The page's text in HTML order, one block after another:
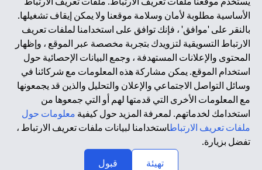
الأساسية مطلوبة لأمان وسلامة موقعنا ولا يمكن إيقاف تشغيلها.
بالنقر على 'موافق' ، فإنك توافق على استخدامنا لملفات تعريف
الارتباط التسويقية لتزويدك بتجربة مخصصة عبر الموقع ، وإظهار
المحتوى والإعلانات المستهدفة ، وجمع البيانات الإحصائية حول
استخدام الموقع. يمكن مشاركة هذه المعلومات مع شركائنا في
وسائل التواصل الاجتماعي والإعلان والتحليل والذين قد يجمعونها
مع المعلومات الأخرى التي قدمتها لهم أو التي جمعوها من
استخدامك لخدماتهم. لمعرفة المزيد حول كيفية معلومات حول
ملفات تعريف الارتباطاستخدامنا لبيانات ملفات تعريف الارتباط ،
تفضل بزيارة.
تهيئة
قبول
سيتي بنك إن. إيه. الإمارات مسجل لدى مصرف الإمارات المركزي تحت
أرقام التراخيص 202563 لفرع الوصل في دبي، 531989 لفرع مول
الإمارات في دبي، وCN-1002019لفرع أبوظبي. هاتف: 4000 311 04.
فرع سيتي بنك إن إيه - الإمارات العربية المتحدة مرخص من مصرف
الإمارات العربية المتحدة المركزي كفرع لبنك أجنبي.
سيتي بنك إن إيه الإمارات العربية المتحدة مرخص من هيئة الأوراق المالية
والسلع في الإمارات العربية المتحدة ("SCA") للقيام بالنشاط المالي لـ أ)
الاستشارات المالية والتعريف والترويج بموجب ترخيص رقم
20200000097 ب) وسيط تداول في الأسواق الدولية بموجب ترخيص